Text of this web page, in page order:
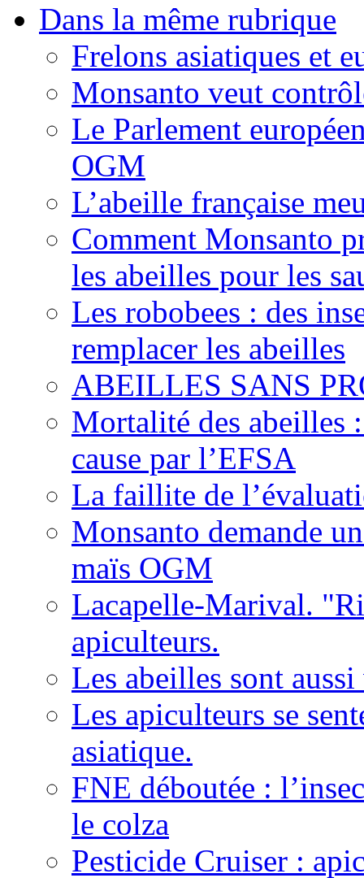
Dans la même rubrique
Frelons asiatiques et
Monsanto veut
Le Parlement
OGM
L’abeille française
Comment Monsanto
les abeilles pour les
Les robobees : des
remplacer les abeilles
ABEILLES SANS
Mortalité des abeilles
cause par l’EFSA
La faillite de
Monsanto demande
maïs OGM
Lacapelle-Marival.
apiculteurs.
Les abeilles sont
Les apiculteurs se
asiatique.
FNE déboutée :
le colza
Pesticide Cruiser :